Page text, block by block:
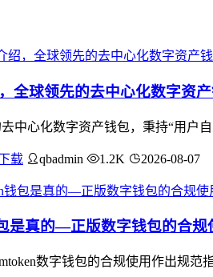
全球领先的去中心化数字资
中心化数字资产钱包，秉持“用户
载 qbadmin 1.2K 2026-08-07
是真的—正版数字钱包的合规
数字钱包的合规使用作出规